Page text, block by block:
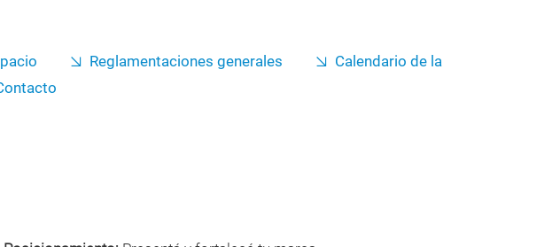
Reglamentaciones generales
Calendario de la